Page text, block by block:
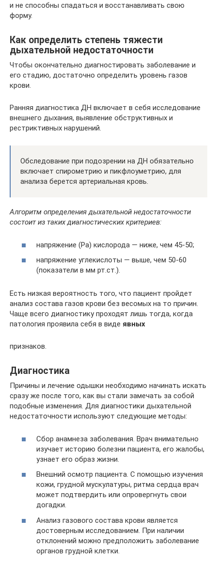
и не способны спадаться и восстанавливать свою
форму.
Как определить степень тяжести
дыхательной недостаточности
Чтобы окончательно диагностировать заболевание и
его стадию, достаточно определить уровень газов
крови.
Ранняя диагностика ДН включает в себя исследование
внешнего дыхания, выявление обструктивных и
рестриктивных нарушений.
Обследование при подозрении на ДН обязательно
включает спирометрию и пикфлоуметрию, для
анализа берется артериальная кровь.
Алгоритм определения дыхательной недостаточности
состоит из таких диагностических критериев:
напряжение (Ра) кислорода — ниже, чем 45-50;
напряжение углекислоты — выше, чем 50-60
(показатели в мм рт.ст.).
Есть низкая вероятность того, что пациент пройдет
анализ состава газов крови без весомых на то причин.
Чаще всего диагностику проходят лишь тогда, когда
патология проявила себя в виде явных
признаков.
Диагностика
Причины и лечение одышки необходимо начинать искать
сразу же после того, как вы стали замечать за собой
подобные изменения. Для диагностики дыхательной
недостаточности используют следующие методы:
Сбор анамнеза заболевания. Врач внимательно
изучает историю болезни пациента, его жалобы,
узнает его образ жизни.
Внешний осмотр пациента. С помощью изучения
кожи, грудной мускулатуры, ритма сердца врач
может подтвердить или опровергнуть свои
догадки.
Анализ газового состава крови является
достоверным исследованием. При наличии
отклонений можно предположить заболевание
органов грудной клетки.